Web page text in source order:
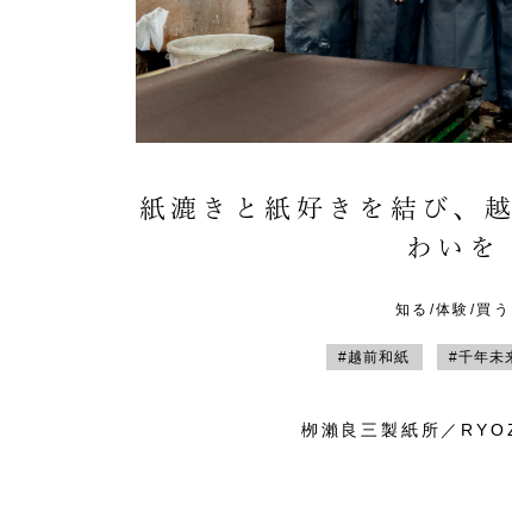
紙漉きと紙好きを結び、
わいを
知る/体験/買う
#越前和紙 #千年未
栁瀨良三製紙所／